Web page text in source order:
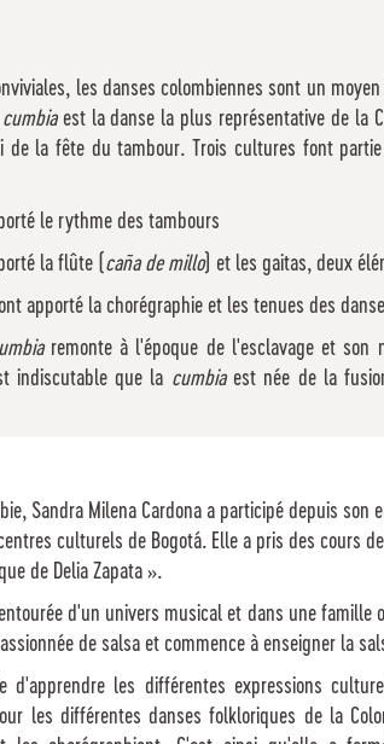
les danses colombiennes sont un
cumbiaest la danse la plus représentative de la
la fête du tambour. Trois cultures font
le rythme des tambours
la flûte ( caña de millo) et les gaitas, deux
apporté la chorégraphie et les tenues des
remonte à l'époque de l'esclavage et son
indiscutable que la cumbiaest née de la
Sandra Milena Cardona a participé depuis
culturels de Bogotá. Elle a pris des cours
de Delia Zapata ».
d'un univers musical et dans une famille
de salsa et commence à enseigner la
d'apprendre les différentes expressions
les différentes danses folkloriques de la